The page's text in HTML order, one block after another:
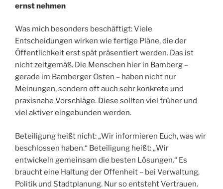
ernst nehmen
Was mich besonders beschäftigt: Viele
Entscheidungen wirken wie fertige Pläne, die der
Öffentlichkeit erst spät präsentiert werden. Das ist
nicht zeitgemäß. Die Menschen hier in Bamberg –
gerade im Bamberger Osten – haben nicht nur
Meinungen, sondern oft auch sehr konkrete und
praxisnahe Vorschläge. Diese sollten viel früher und
viel aktiver eingebunden werden.
Beteiligung heißt nicht: „Wir informieren Euch, was wir
beschlossen haben.“ Beteiligung heißt: „Wir
entwickeln gemeinsam die besten Lösungen.“ Es
braucht eine Haltung der Offenheit – bei Verwaltung,
Politik und Stadtplanung. Nur so entsteht Vertrauen.